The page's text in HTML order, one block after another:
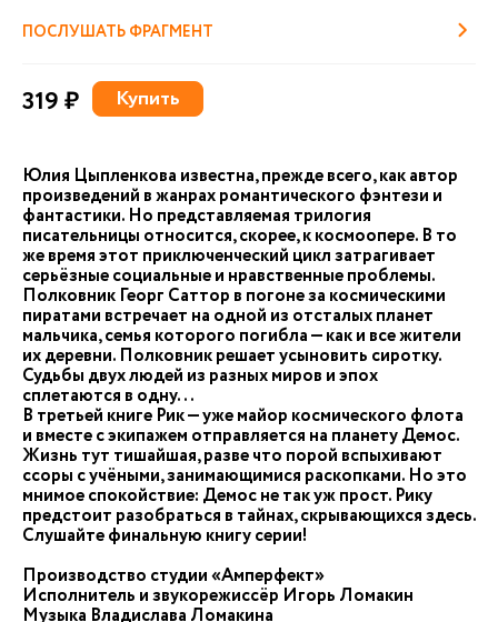
ПОСЛУШАТЬ ФРАГМЕНТ
319 ₽ Купить
Юлия Цыпленкова известна, прежде всего, как автор
произведений в жанрах романтического фэнтези и
фантастики. Но представляемая трилогия
писательницы относится, скорее, к космоопере. В то
же время этот приключенческий цикл затрагивает
серьёзные социальные и нравственные проблемы.
Полковник Георг Саттор в погоне за космическими
пиратами встречает на одной из отсталых планет
мальчика, семья которого погибла — как и все жители
их деревни. Полковник решает усыновить сиротку.
Судьбы двух людей из разных миров и эпох
сплетаются в одну...
В третьей книге Рик — уже майор космического флота
и вместе с экипажем отправляется на планету Демос.
Жизнь тут тишайшая, разве что порой вспыхивают
ссоры с учёными, занимающимися раскопками. Но это
мнимое спокойствие: Демос не так уж прост. Рику
предстоит разобраться в тайнах, скрывающихся здесь.
Слушайте финальную книгу серии!
Производство студии «Амперфект»
Исполнитель и звукорежиссёр Игорь Ломакин
Музыка Владислава Ломакина